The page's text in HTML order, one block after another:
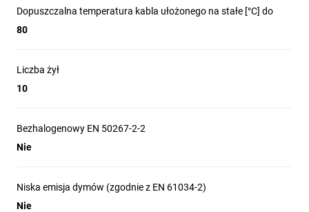
Dopuszczalna temperatura kabla ułożonego na stałe [°C] do
80
Liczba żył
10
Bezhalogenowy EN 50267-2-2
Nie
Niska emisja dymów (zgodnie z EN 61034-2)
Nie